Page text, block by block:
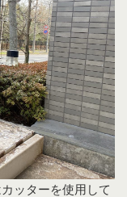
ッターを使用して